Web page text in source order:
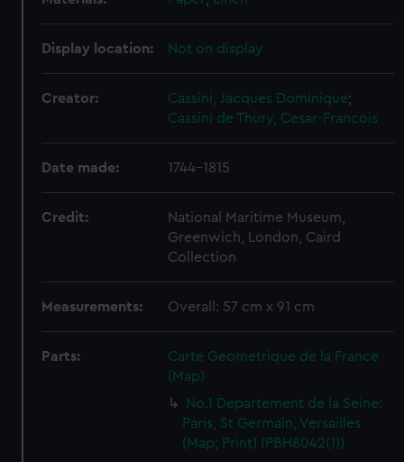
Display location: Not on display
Creator: Cassini, Jacques Dominique;
Cassini de Thury, Cesar-Francois
Date made: 1744-1815
Credit:
National Maritime Museum,
Greenwich, London, Caird
Collection
Measurements: Overall: 57 cm x 91 cm
Parts:
Carte Geometrique de la France
(Map)
No.1 Departement de la Seine:
Paris, St Germain, Versailles
(Map; Print) (PBH8042(1))